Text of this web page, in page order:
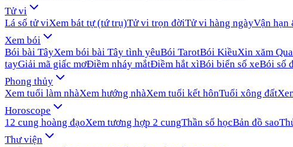
Tử vi
Lá số tử viXem bát tự (tứ trụ)Tử vi trọn đờiTử vi hàng ngàyVận hạn
Xem bói
Bói bài TâyXem bói bài Tây tình yêuBói TarotBói KiềuXin xăm
tayGiải mã giấc mơĐiềm nháy mắtĐiềm hắt xìBói biển số xeBói số
Phong thủy
Xem tuổi làm nhàXem hướng nhàXem tuổi kết hônTuổi xông đất
Horoscope
12 cung hoàng đạoXem tương hợp 2 cungThần số họcBản đồ sao
Thư viện